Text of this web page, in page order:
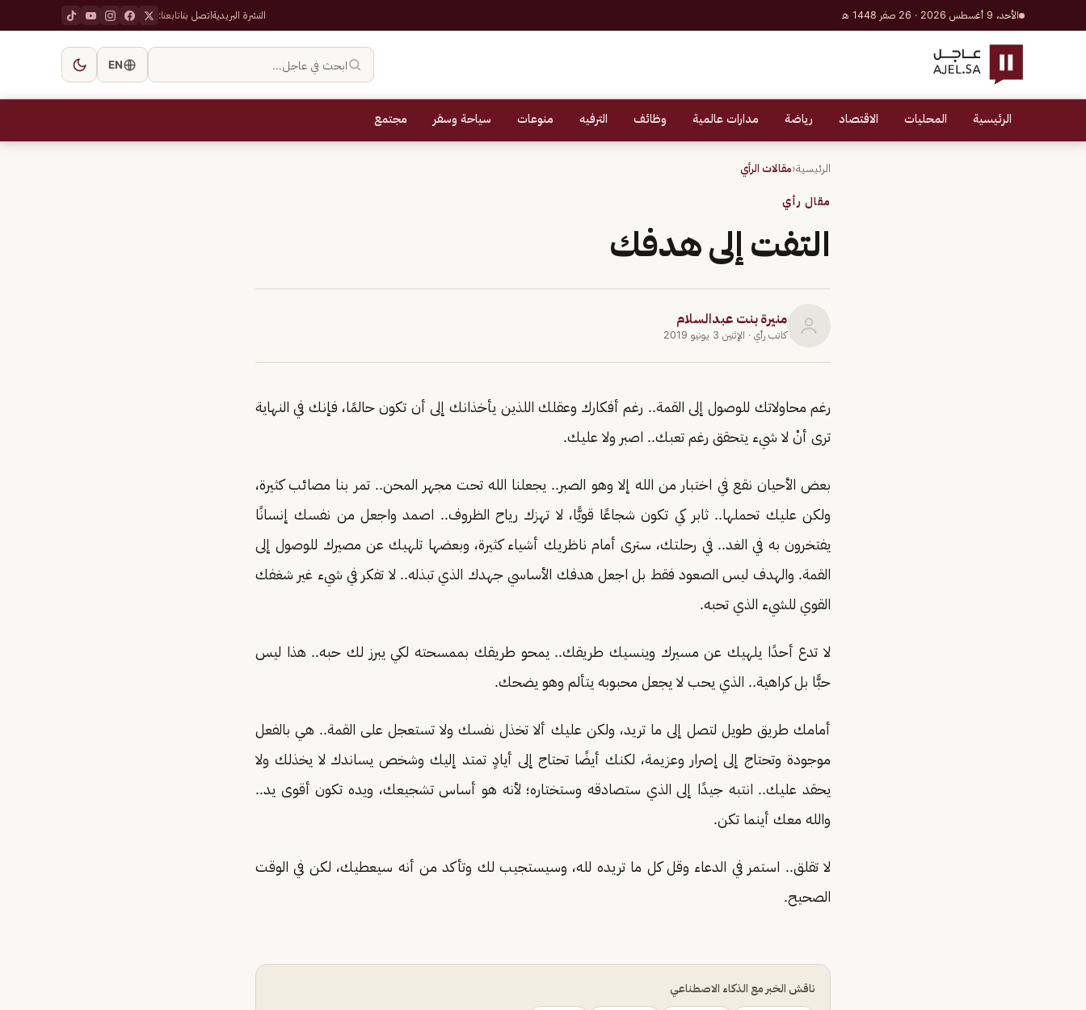
الأحد، 9 أغسطس 2026 · 26 صفر 1448 هـ النشرة البريديةاتصل بناتابعنا:
ابحث في عاجل… EN
الرئيسية المحليات الاقتصاد رياضة مدارات عالمية وظائف الترفيه منوعات سياحة وسفر مجتمع
الرئيسية‹مقالات الرأي
مقال رأي
التفت إلى هدفك
منيرة بنت عبدالسلام
كاتب رأي · الإثنين 3 يونيو 2019
رغم محاولاتك للوصول إلى القمة.. رغم أفكارك وعقلك اللذين يأخذانك إلى أن تكون حالمًا، فإنك في النهاية
ترى أنْ لا شيء يتحقق رغم تعبك.. اصبر ولا عليك.
بعض الأحيان نقع في اختبار من الله إلا وهو الصبر.. يجعلنا الله تحت مجهر المحن.. تمر بنا مصائب كثيرة،
ولكن عليك تحملها.. ثابر كي تكون شجاعًا قويًّا، لا تهزك رياح الظروف.. اصمد واجعل من نفسك إنسانًا
يفتخرون به في الغد.. في رحلتك، سترى أمام ناظريك أشياء كثيرة، وبعضها تلهيك عن مصيرك للوصول إلى
القمة. والهدف ليس الصعود فقط بل اجعل هدفك الأساسي جهدك الذي تبذله.. لا تفكر في شيء غير شغفك
القوي للشيء الذي تحبه.
لا تدع أحدًا يلهيك عن مسيرك وينسيك طريقك.. يمحو طريقك بممسحته لكي يبرز لك حبه.. هذا ليس
حبًّا بل كراهية.. الذي يحب لا يجعل محبوبه يتألم وهو يضحك.
أمامك طريق طويل لتصل إلى ما تريد، ولكن عليك ألا تخذل نفسك ولا تستعجل على القمة.. هي بالفعل
موجودة وتحتاج إلى إصرار وعزيمة، لكنك أيضًا تحتاج إلى أيادٍ تمتد إليك وشخص يساندك لا يخذلك ولا
يحقد عليك.. انتبه جيدًا إلى الذي ستصادقه وستختاره؛ لأنه هو أساس تشجيعك، ويده تكون أقوى يد..
والله معك أينما تكن.
لا تقلق.. استمر في الدعاء وقل كل ما تريده لله، وسيستجيب لك وتأكد من أنه سيعطيك، لكن في الوقت
الصحيح.
ناقش الخبر مع الذكاء الاصطناعي